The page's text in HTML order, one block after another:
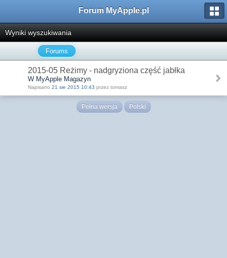
Forum MyApple.pl
Wyniki wyszukiwania
Forums
2015-05 Reżimy - nadgryziona część jabłka
W MyApple Magazyn
Napisano 21 sie 2015 10:43 przez tomasz
Pełna wersja Polski